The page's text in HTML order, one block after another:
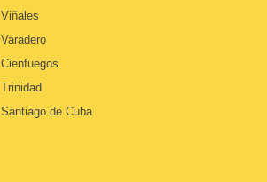
Viñales
Varadero
Cienfuegos
Trinidad
Santiago de Cuba